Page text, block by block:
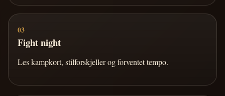
03
Fight night
Les kampkort, stilforskjeller og forventet tempo.